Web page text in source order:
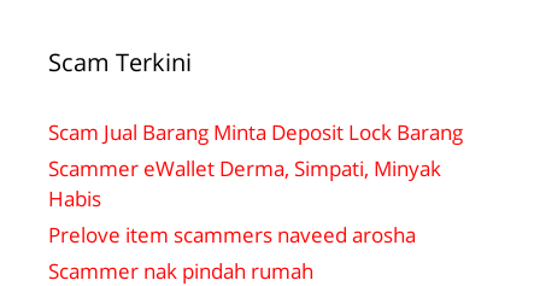
Scam Terkini
Scam Jual Barang Minta Deposit Lock Barang
Scammer eWallet Derma, Simpati, Minyak
Habis
Prelove item scammers naveed arosha
Scammer nak pindah rumah